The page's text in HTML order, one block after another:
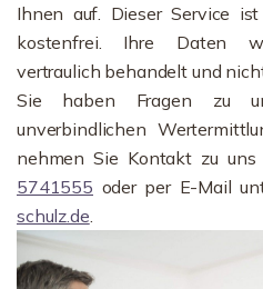
Ihnen auf. Dieser Service
kostenfrei. Ihre Daten
vertraulich behandelt und
Sie haben Fragen zu
unverbindlichen
nehmen Sie Kontakt zu
5741555 oder per E-Mail
schulz.de